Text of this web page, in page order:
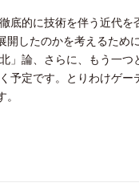
底的に技術を伴う近代を
したのかを考えるため
」論、さらに、もう一つ
予定です。とりわけゲー